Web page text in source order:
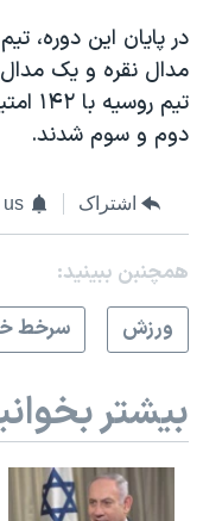
دوم و سوم شدند.
اشتراک us
همچنبن ببینید:
ورزش
سرخط
بیشتر